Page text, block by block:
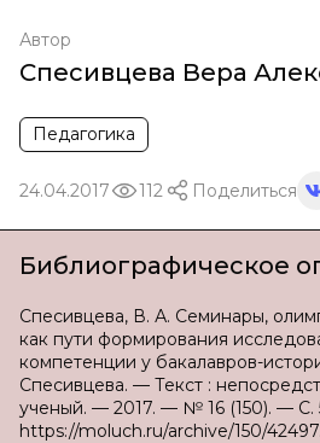
Автор
Спесивцева Вера
Педагогика
24.04.2017 112 Поделиться
Библиографическое
Спесивцева, В. А. Семинары,
как пути формирования
компетенции у бакалавров-
Спесивцева. — Текст :
ученый. — 2017. — № 16 (150). — С.
https://moluch.ru/archive/150/42497.